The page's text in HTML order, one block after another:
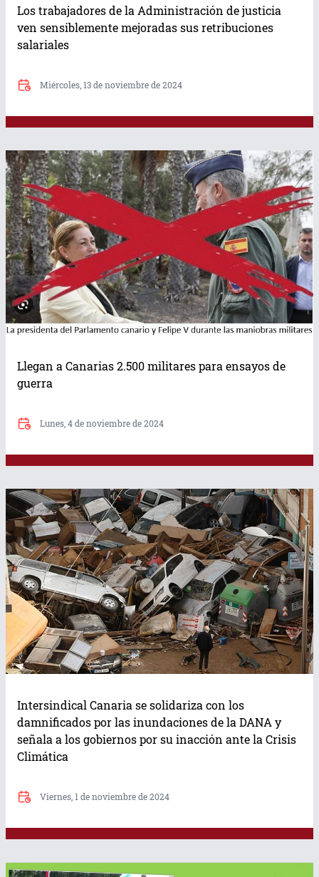
Los trabajadores de la Administración de justicia
ven sensiblemente mejoradas sus retribuciones
salariales
Miércoles, 13 de noviembre de 2024
Llegan a Canarias 2.500 militares para ensayos de
guerra
Lunes, 4 de noviembre de 2024
Intersindical Canaria se solidariza con los
damnificados por las inundaciones de la DANA y
señala a los gobiernos por su inacción ante la Crisis
Climática
Viernes, 1 de noviembre de 2024